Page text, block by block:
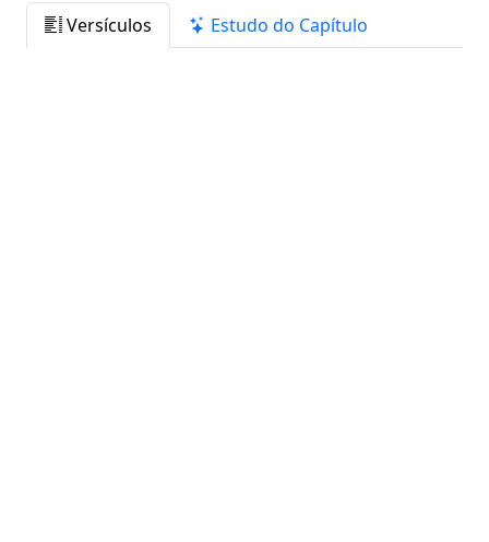
Versículos Estudo do Capítulo